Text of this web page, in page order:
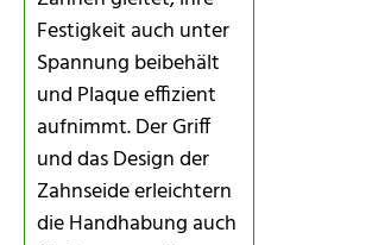
Festigkeit auch unter
Spannung beibehält
und Plaque effizient
aufnimmt. Der Griff
und das Design der
Zahnseide erleichtern
die Handhabung auch